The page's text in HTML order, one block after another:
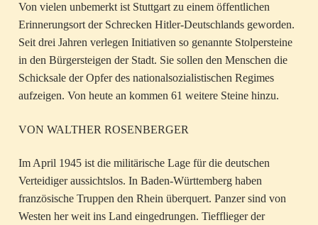
Von vielen unbemerkt ist Stuttgart zu einem öffentlichen
Erinnerungsort der Schrecken Hitler-Deutschlands geworden.
Seit drei Jahren verlegen Initiativen so genannte Stolpersteine
in den Bürgersteigen der Stadt. Sie sollen den Menschen die
Schicksale der Opfer des nationalsozialistischen Regimes
aufzeigen. Von heute an kommen 61 weitere Steine hinzu.
VON WALTHER ROSENBERGER
Im April 1945 ist die militärische Lage für die deutschen
Verteidiger aussichtslos. In Baden-Württemberg haben
französische Truppen den Rhein überquert. Panzer sind von
Westen her weit ins Land eingedrungen. Tiefflieger der